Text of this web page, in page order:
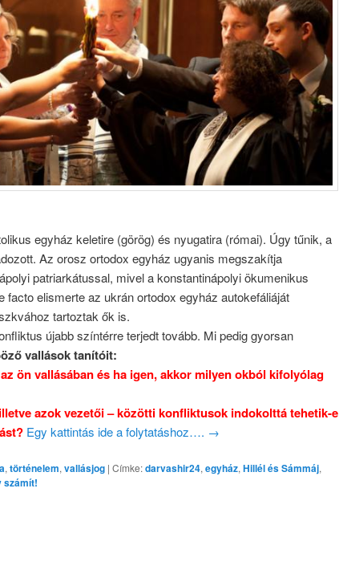
egyház keletire (görög) és nyugatira (római). Úgy tűnik, a
Az orosz ortodox egyház ugyanis megszakítja
patriarkátussal, mivel a konstantinápolyi ökumenikus
facto elismerte az ukrán ortodox egyház autokefáliáját
tartoztak ők is.
újabb színtérre terjedt tovább. Mi pedig gyorsan
vallások tanítóit:
ön vallásában és ha igen, akkor milyen okból kifolyólag
azok vezetői – közötti konfliktusok indokolttá tehetik-e
Egy kattintás ide a folytatáshoz…. →
, történelem, vallásjog | Címke:darvashir24, egyház, Hillél és Sámmáj,
számít!